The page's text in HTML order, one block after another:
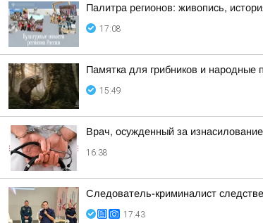
Палитра регионов: живопись,
17:08
Памятка для грибников и народные
15:49
Врач, осужденный за
16:38
Следователь-криминалист
17:43